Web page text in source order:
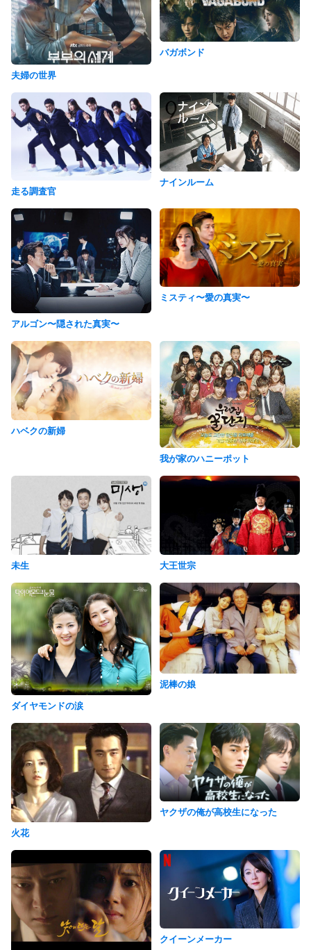
夫婦の世界
バガボンド
走る調査官
ナインルーム
アルゴン〜隠された真実〜
ミスティ〜愛の真実〜
ハベクの新婦
我が家のハニーポット
未生 大王世宗
ダイヤモンドの涙
泥棒の娘
火花
ヤクザの俺が高校生になった
クイーンメーカー